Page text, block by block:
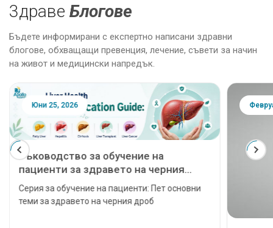
3драве Блогове
Бъдете информирани с експертно написани здравни
блогове, обхващащи превенция, лечение, съвети за начин
на живот и медицински напредък.
Юни 25, 2026
Ръководство за обучение на
пациенти за здравето на черния
дроб: Мазен черен дроб, хепатит,
цироза, чернодробна
трансплантация и рак на черния
Серия за обучение на пациенти: Пет основни
теми за здравето на черния дроб